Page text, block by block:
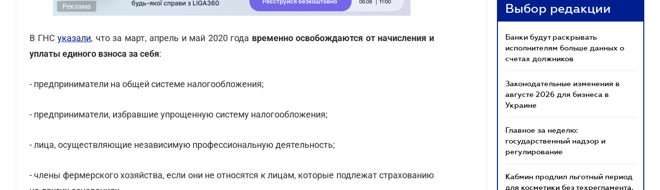
Реклама
В ГНСуказали, что за март, апрель и май 2020 года временно освобождаются от начисления и
уплаты единого взноса за себя:
- предприниматели на общей системе налогообложения;
- предприниматели, избравшие упрощенную систему налогообложения;
- лица, осуществляющие независимую профессиональную деятельность;
- члены фермерского хозяйства, если они не относятся к лицам, которые подлежат страхованию
Выбор редакции
Банки будут раскрывать
исполнителям больше данных о
счетах должников
Законодательные изменения в
августе 2026 для бизнеса в
Украине
Главное за неделю:
государственный надзор и
регулирование
Кабмин продлил льготный период
для косметики без техрегламента,